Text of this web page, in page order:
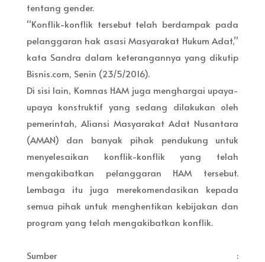
tentang gender.
“Konflik-konflik tersebut telah berdampak pada
pelanggaran hak asasi Masyarakat Hukum Adat,”
kata Sandra dalam keterangannya yang dikutip
Bisnis.com, Senin (23/5/2016).
Di sisi lain, Komnas HAM juga menghargai upaya-
upaya konstruktif yang sedang dilakukan oleh
pemerintah, Aliansi Masyarakat Adat Nusantara
(AMAN) dan banyak pihak pendukung untuk
menyelesaikan konflik-konflik yang telah
mengakibatkan pelanggaran HAM tersebut.
Lembaga itu juga merekomendasikan kepada
semua pihak untuk menghentikan kebijakan dan
program yang telah mengakibatkan konflik.
Sumber :